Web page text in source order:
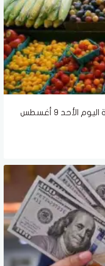
الطماطم بـ10 جنيهات.. أسعار الخضار والفاكهة اليوم الأحد 9 أغسطس